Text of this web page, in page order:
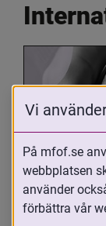
Oavsett
Vi
På mfof.se
webbplatsen
använder
förbättra vår